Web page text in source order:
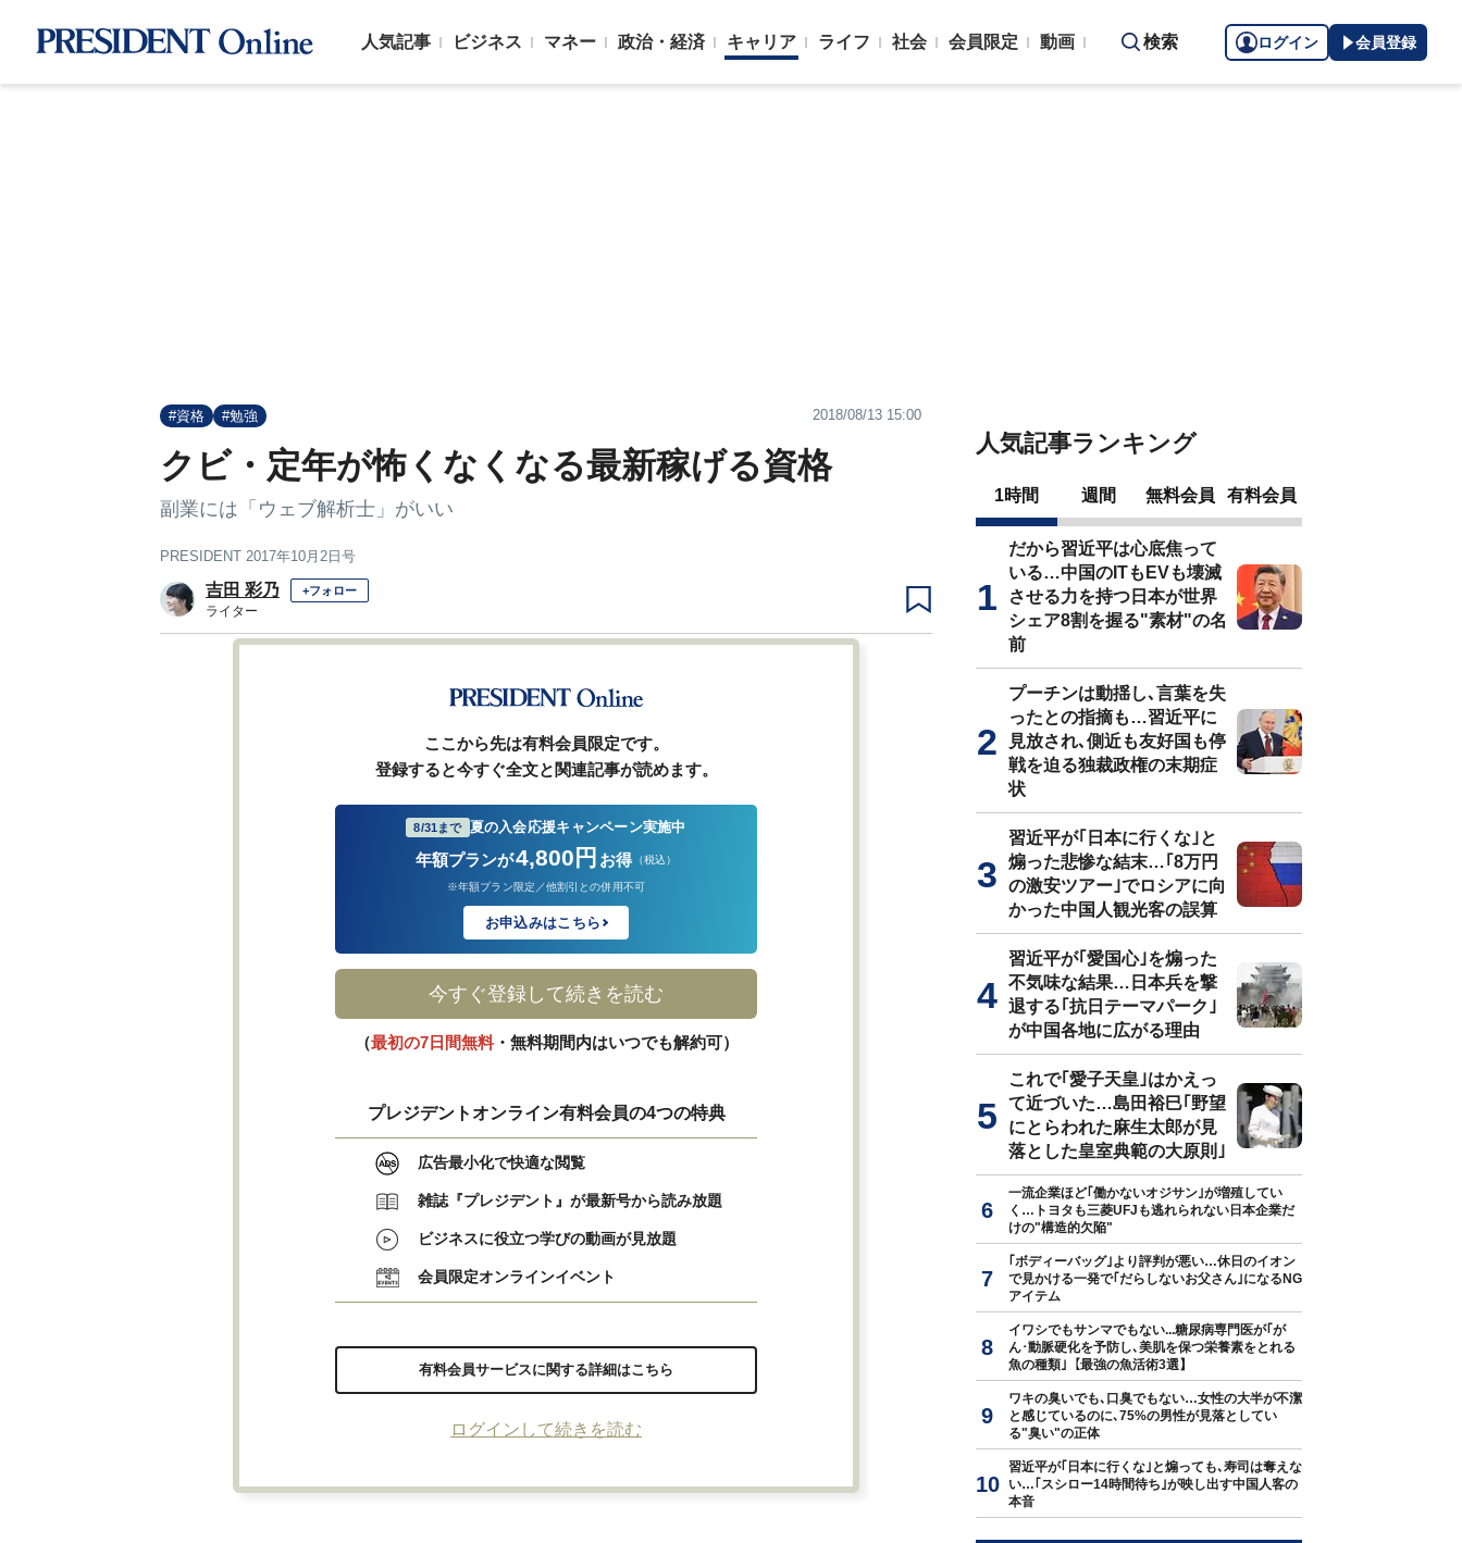
人気記事 ビジネス マネー 政治・経済 キャリア ライフ 社会 会員限定 動画 検索 ログイン 会員登録
#資格 #勉強 2018/08/13 15:00
クビ・定年が怖くなくなる最新稼げる資格
副業には「ウェブ解析士」がいい
PRESIDENT 2017年10月2日号
吉田 彩乃 +フォロー
ライター
ここから先は有料会員限定です。
登録すると今すぐ全文と関連記事が読めます。
8/31まで 夏の入会応援キャンペーン実施中
年額プランが4,800円 お得 （税込）
※年額プラン限定／他割引との併用不可
お申込みはこちら
今すぐ登録して続きを読む
（最初の7日間無料・無料期間内はいつでも解約可）
プレジデントオンライン有料会員の4つの特典
広告最小化で快適な閲覧
雑誌『プレジデント』が最新号から読み放題
ビジネスに役立つ学びの動画が見放題
会員限定オンラインイベント
有料会員サービスに関する詳細はこちら
ログインして続きを読む
人気記事ランキング
1時間 週間 無料会員 有料会員
だから習近平は心底焦って
いる…中国のITもEVも壊滅
させる力を持つ日本が世界
シェア8割を握る"素材"の名
前
プーチンは動揺し､言葉を失
ったとの指摘も…習近平に
見放され､側近も友好国も停
戦を迫る独裁政権の末期症
状
習近平が｢日本に行くな｣と
煽った悲惨な結末…｢8万円
の激安ツアー｣でロシアに向
かった中国人観光客の誤算
習近平が｢愛国心｣を煽った
不気味な結果…日本兵を撃
退する｢抗日テーマパーク｣
が中国各地に広がる理由
これで｢愛子天皇｣はかえっ
て近づいた…島田裕巳｢野望
にとらわれた麻生太郎が見
落とした皇室典範の大原則｣
一流企業ほど｢働かないオジサン｣が増殖してい
く…トヨタも三菱UFJも逃れられない日本企業だ
けの"構造的欠陥"
｢ボディーバッグ｣より評判が悪い…休日のイオン
で見かける一発で｢だらしないお父さん｣になるNG
アイテム
イワシでもサンマでもない...糖尿病専門医が｢が
ん･動脈硬化を予防し､美肌を保つ栄養素をとれる
魚の種類｣【最強の魚活術3選】
ワキの臭いでも､口臭でもない…女性の大半が不潔
と感じているのに､75%の男性が見落としてい
る"臭い"の正体
習近平が｢日本に行くな｣と煽っても､寿司は奪えな
い…｢スシロー14時間待ち｣が映し出す中国人客の
本音